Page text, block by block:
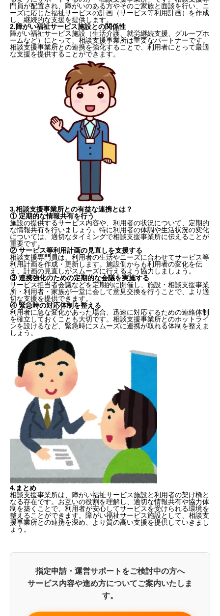
門員が配置され、障がいのある方やそのご家族と面談を行い、ニ
ーズに応じた福祉サービスの計画（サービス等利用計画）を作成
し、継続的な支援を提供します。
2.障がい福祉サービス施設との関係性
障がい福祉サービス施設（生活介護、就労継続支援、グループホ
ームなど）にとって、相談支援事業所は重要なパートナーです。
相談支援事業所との連携を強化することで、利用者にとって最適
な支援を提供することができます。
3.相談支援事業所との有益な連携とは？
① 定期的な情報共有を行う
施設の提供するサービス内容や、利用者の状況について、定期的
な情報共有を行いましょう。特に利用者の体調や生活状況の変化
については、適切なタイミングで相談支援事業所に伝えることが
重要です。
②サービス等利用計画の見直しを支援する
相談支援専門員は、利用者の生活やニーズに合わせてサービス等
利用計画を作成・更新します。施設側からも利用者の変化を伝
え、計画の見直しがスムーズに行えるよう協力しましょう。
③連携強化のための定期的な会議を実施する
サービス担当者会議などを定期的に開催し、施設・相談支援事業
所・利用者・家族が一堂に会して意見交換を行うことで、より適
切な支援を提供できます。
④緊急時の対応体制を整える
利用者に急な変化があった場合、迅速に対応するための連絡体制
を確立しておくことも大切です。相談支援事業所とのホットライ
ンを設けるなど、緊急時にスムーズに連携が取れる体制を整えま
しょう。
4. まとめ
相談支援事業所は、障がい福祉サービス施設と利用者の架け橋と
なる存在です。お互いの役割を理解し、適切な情報共有や協力体
制を築くことで、利用者が安心してサービスを受けられる環境を
整えることができます。障がい福祉サービス施設として、相談支
援事業所との連携を深め、より質の高い支援を提供していきまし
ょう。
指定申請・運営サポートをご検討中の方へ
サービス内容や進め方についてご案内いたしま
す。